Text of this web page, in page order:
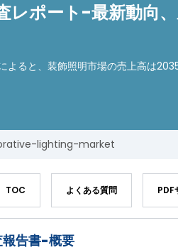
レポート-最新動向
よると、装飾照明市場の売上高は
lighting-market
TOC よくある質問 PDF
報告書-概要